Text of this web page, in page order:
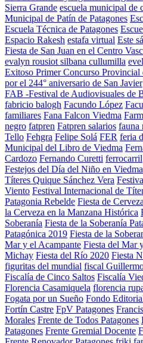
Sierra Grande escuela municipal de
Municipal de Patín de Patagones
Escuela Técnica de Patagones
Espacio Rakesh estafa virtual Este
Fiesta de San Juan en el Centro
evalyn rousiot silbana cullumilla
Exitoso Primer Concurso Provincial
por el 244° aniversario de San Javier
FAB -Festival de Audiovisuales de
fabricio balogh Facundo López
familiares Fana Falcon Viedma
negro fatpren Fatpren salarios fauna
Tello Fehgra Felipe Solá FER feria
Municipal del Libro de Viedma
Cardozo Fernando Curetti ferrocarril
Festejos del Día del Niño en Viedma
Títeres Quique Sánchez Vera
Viento Festival Internacional de
Patagonia Rebelde Fiesta de
la Cerveza en la Manzana Histórica
Soberanía Fiesta de la Soberanía
Patagónica 2019 Fiesta de la
Mar y el Acampante Fiesta del Mar
Michay Fiesta del Río 2020 Fiesta
figuritas del mundial fiscal
Fiscalía de Cinco Saltos Fiscalía
Florencia Casamiquela florencia
Fogata por un Sueño Fondo
Fortín Castre FpV Patagones
Morales Frente de Todos Patagones
Patagones Frente Gremial Docente